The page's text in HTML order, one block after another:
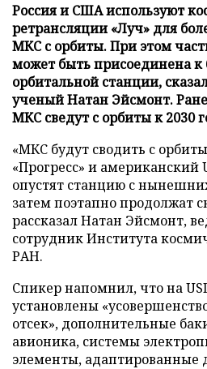
Россия и США используют
ретрансляции «Луч» для
МКС с орбиты. При этом
может быть присоединена к
орбитальной станции,
ученый Натан Эйсмонт.
МКС сведут с орбиты к 2030
«МКС будут сводить с
«Прогресс» и американский
опустят станцию с
затем поэтапно продолжат
рассказал Натан Эйсмонт,
сотрудник Института
РАН.
Спикер напомнил, что на
установлены
отсек», дополнительные
авионика, системы
элементы, адаптированные